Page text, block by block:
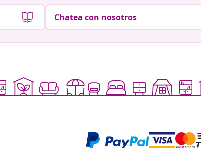
Chatea con nosotros